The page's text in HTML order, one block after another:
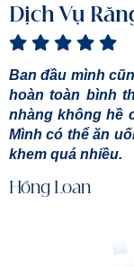
Dịch Vụ
Ban đầu mình
hoàn toàn bình
nhàng không hề
Mình có thể ăn
khem quá nhiều.
Hồng Loan